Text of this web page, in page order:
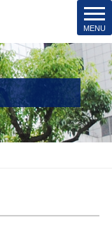
t
o
g
l
e
n
a
v
MENU